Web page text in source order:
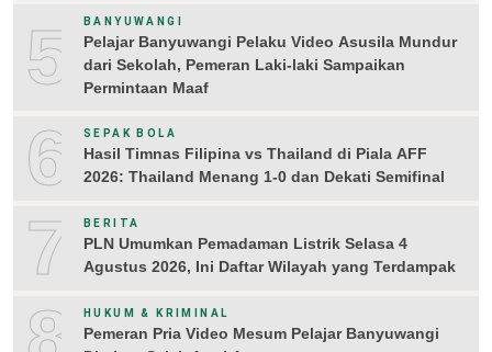
5 BANYUWANGI
Pelajar Banyuwangi Pelaku Video Asusila Mundur
dari Sekolah, Pemeran Laki-laki Sampaikan
Permintaan Maaf
6 SEPAK BOLA
Hasil Timnas Filipina vs Thailand di Piala AFF
2026: Thailand Menang 1-0 dan Dekati Semifinal
7 BERITA
PLN Umumkan Pemadaman Listrik Selasa 4
Agustus 2026, Ini Daftar Wilayah yang Terdampak
HUKUM & KRIMINAL
Pemeran Pria Video Mesum Pelajar Banyuwangi